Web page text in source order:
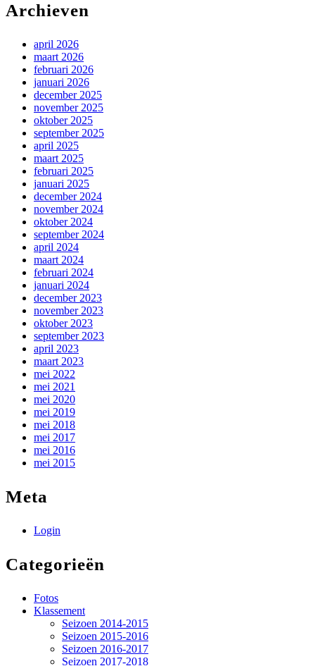
Archieven
april 2026
maart 2026
februari 2026
januari 2026
december 2025
november 2025
oktober 2025
september 2025
april 2025
maart 2025
februari 2025
januari 2025
december 2024
november 2024
oktober 2024
september 2024
april 2024
maart 2024
februari 2024
januari 2024
december 2023
november 2023
oktober 2023
september 2023
april 2023
maart 2023
mei 2022
mei 2021
mei 2020
mei 2019
mei 2018
mei 2017
mei 2016
mei 2015
Meta
Login
Categorieën
Fotos
Klassement
Seizoen 2014-2015
Seizoen 2015-2016
Seizoen 2016-2017
Seizoen 2017-2018